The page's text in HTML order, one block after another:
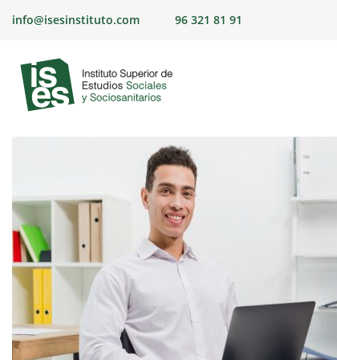
info@isesinstituto.com 96 321 81 91